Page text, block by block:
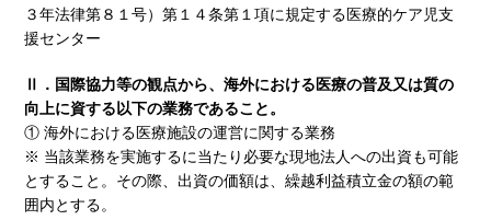
３年法律第８１号）第１４条第１項に規定する医療的ケア児支
援センター
Ⅱ．国際協力等の観点から、海外における医療の普及又は質の
向上に資する以下の業務であること。
① 海外における医療施設の運営に関する業務
※ 当該業務を実施するに当たり必要な現地法人への出資も可能
とすること。その際、出資の価額は、繰越利益積立金の額の範
囲内とする。